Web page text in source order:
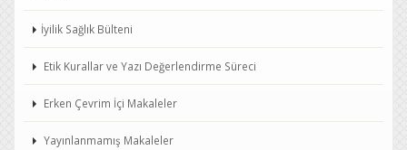
İyilik Sağlık Bülteni
Etik Kurallar ve Yazı Değerlendirme Süreci
Erken Çevrim İçi Makaleler
Yayınlanmamış Makaleler